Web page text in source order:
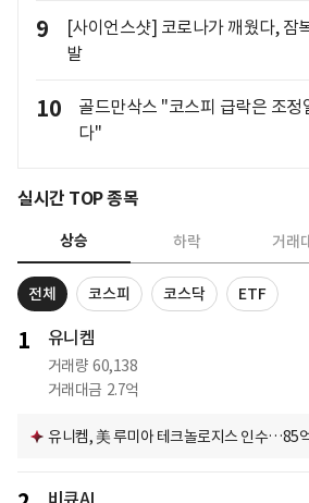
9
[사이언스샷] 코로나가 깨웠다, 잠
발
10
골드만삭스 "코스피 급락은 조
다"
실시간 TOP 종목
상승 하락 거래
전체 코스피 코스닥 ETF
1 유니켐
거래량 60,138
거래대금 2.7억
유니켐, 美 루미아 테크놀로지스 인수…85